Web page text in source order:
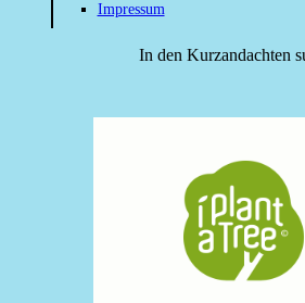
Impressum
In den Kurzandachten